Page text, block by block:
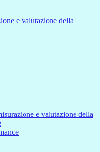
e valutazione della
e valutazione della